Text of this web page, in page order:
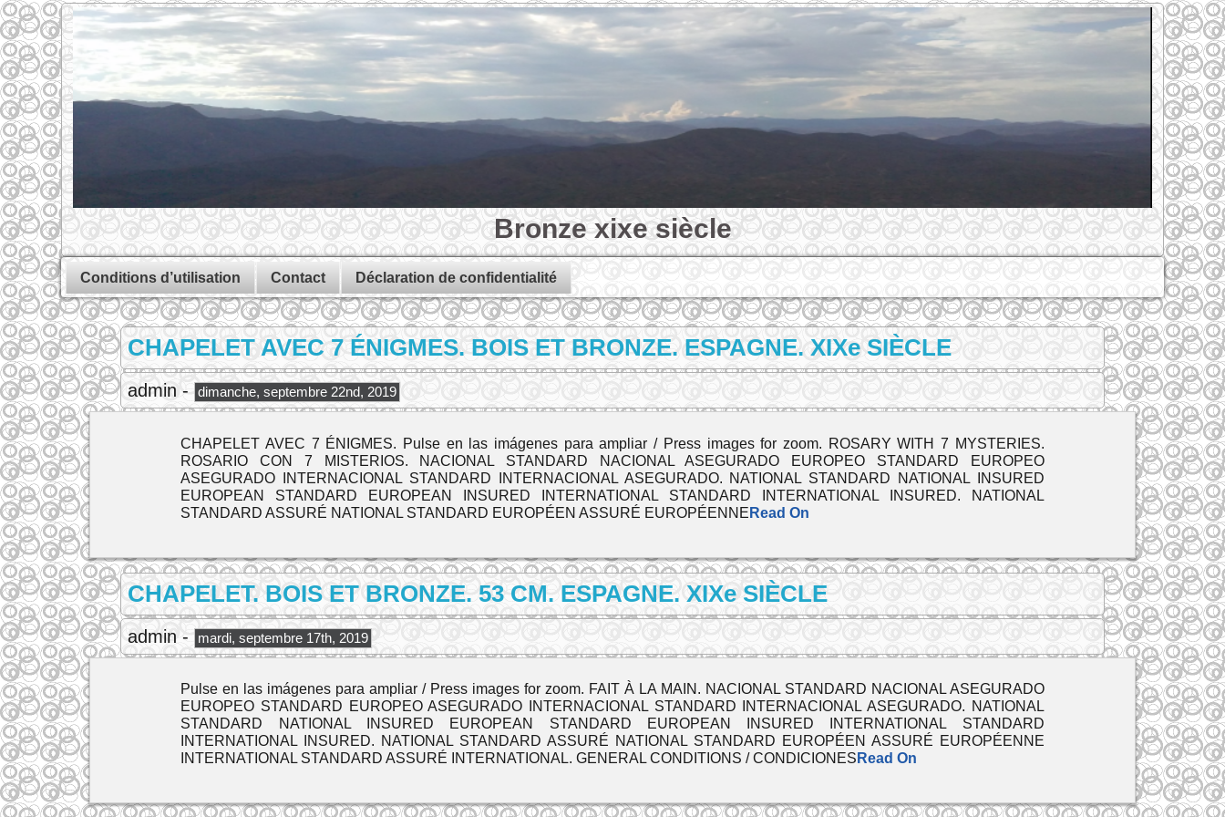
Bronze xixe siècle
Conditions d’utilisation Contact Déclaration de confidentialité
CHAPELET AVEC 7 ÉNIGMES. BOIS ET BRONZE. ESPAGNE. XIXe SIÈCLE
admin - dimanche, septembre 22nd, 2019
CHAPELET AVEC 7 ÉNIGMES. Pulse en las imágenes para ampliar / Press images for zoom. ROSARY WITH 7 MYSTERIES.
ROSARIO CON 7 MISTERIOS. NACIONAL STANDARD NACIONAL ASEGURADO EUROPEO STANDARD EUROPEO
ASEGURADO INTERNACIONAL STANDARD INTERNACIONAL ASEGURADO. NATIONAL STANDARD NATIONAL INSURED
EUROPEAN STANDARD EUROPEAN INSURED INTERNATIONAL STANDARD INTERNATIONAL INSURED. NATIONAL
STANDARD ASSURÉ NATIONAL STANDARD EUROPÉEN ASSURÉ EUROPÉENNE Read On
CHAPELET. BOIS ET BRONZE. 53 CM. ESPAGNE. XIXe SIÈCLE
admin - mardi, septembre 17th, 2019
Pulse en las imágenes para ampliar / Press images for zoom. FAIT À LA MAIN. NACIONAL STANDARD NACIONAL ASEGURADO
EUROPEO STANDARD EUROPEO ASEGURADO INTERNACIONAL STANDARD INTERNACIONAL ASEGURADO. NATIONAL
STANDARD NATIONAL INSURED EUROPEAN STANDARD EUROPEAN INSURED INTERNATIONAL STANDARD
INTERNATIONAL INSURED. NATIONAL STANDARD ASSURÉ NATIONAL STANDARD EUROPÉEN ASSURÉ EUROPÉENNE
INTERNATIONAL STANDARD ASSURÉ INTERNATIONAL. GENERAL CONDITIONS / CONDICIONES Read On